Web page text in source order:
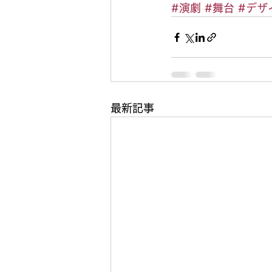
#演劇 #舞台 #デザ
最新記事